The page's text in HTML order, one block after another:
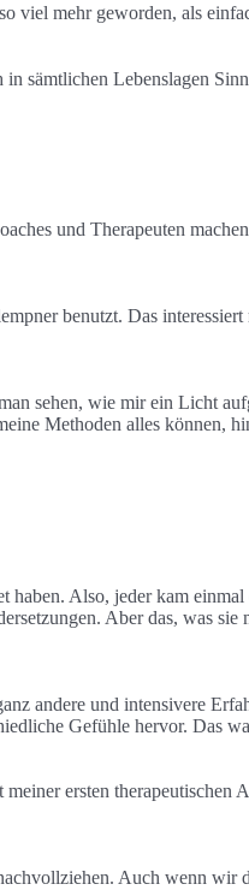
viel mehr geworden, als
sämtlichen Lebenslagen
und Therapeuten
benutzt. Das
sehen, wie mir ein Licht
Methoden alles können,
Also, jeder kam
Aber das, was
andere und intensivere
Gefühle hervor. Das
ersten
Auch wenn wir